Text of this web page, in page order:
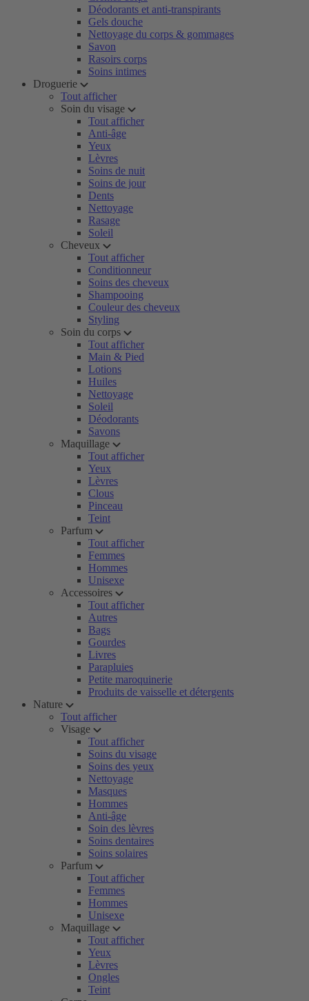
Déodorants et anti-transpirants
Gels douche
Nettoyage du corps & gommages
Savon
Rasoirs corps
Soins intimes
Droguerie
Tout afficher
Soin du visage
Tout afficher
Anti-âge
Yeux
Lèvres
Soins de nuit
Soins de jour
Dents
Nettoyage
Rasage
Soleil
Cheveux
Tout afficher
Conditionneur
Soins des cheveux
Shampooing
Couleur des cheveux
Styling
Soin du corps
Tout afficher
Main & Pied
Lotions
Huiles
Nettoyage
Soleil
Déodorants
Savons
Maquillage
Tout afficher
Yeux
Lèvres
Clous
Pinceau
Teint
Parfum
Tout afficher
Femmes
Hommes
Unisexe
Accessoires
Tout afficher
Autres
Bags
Gourdes
Livres
Parapluies
Petite maroquinerie
Produits de vaisselle et détergents
Nature
Tout afficher
Visage
Tout afficher
Soins du visage
Soins des yeux
Nettoyage
Masques
Hommes
Anti-âge
Soin des lèvres
Soins dentaires
Soins solaires
Parfum
Tout afficher
Femmes
Hommes
Unisexe
Maquillage
Tout afficher
Yeux
Lèvres
Ongles
Teint